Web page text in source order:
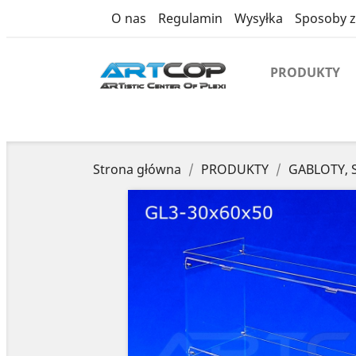
O nas Regulamin Wysyłka Sposoby
PRODUKTY
Strona główna PRODUKTY GABLOTY,